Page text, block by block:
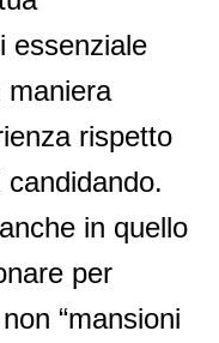
essenziale
maniera
rispetto
in quello
per
“mansioni